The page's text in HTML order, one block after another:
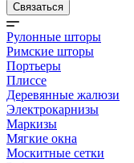
Связаться
Рулонные шторы
Римские шторы
Портьеры
Плиссе
Деревянные жалюзи
Электрокарнизы
Маркизы
Мягкие окна
Москитные сетки